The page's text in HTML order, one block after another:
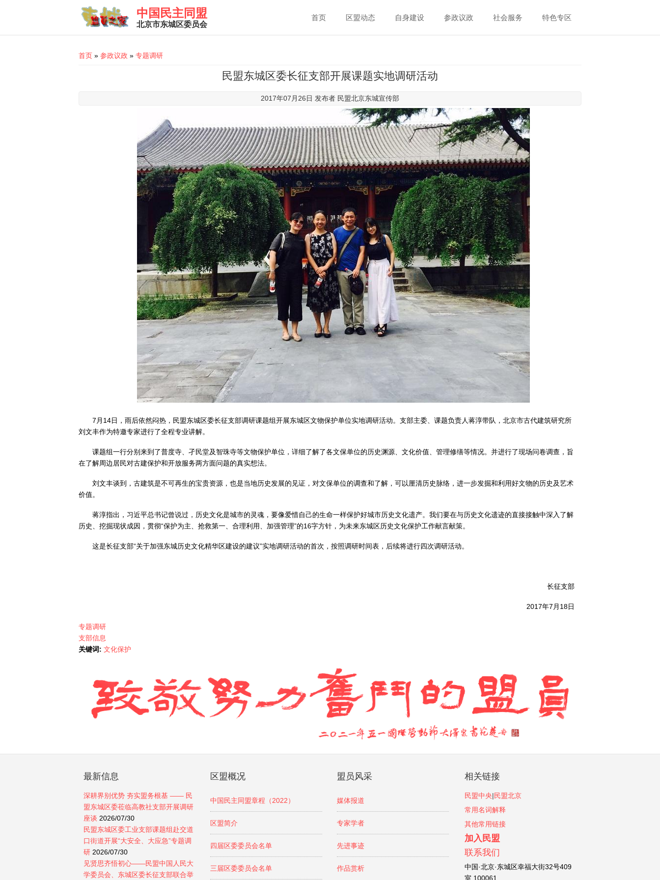
中国民主同盟
北京市东城区委员会
首页 区盟动态 自身建设 参政议政 社会服务 特色专区
You are here
首页 » 参政议政 » 专题调研
民盟东城区委长征支部开展课题实地调研活动
2017年07月26日 发布者 民盟北京东城宣传部
7月14日，雨后依然闷热，民盟东城区委长征支部调研课题组开展东城区文物保护单位实地调研活动。支部主委、课题负责人蒋淳带队，北京市古代建筑研究所
刘文丰作为特邀专家进行了全程专业讲解。
课题组一行分别来到了普度寺、孑民堂及智珠寺等文物保护单位，详细了解了各文保单位的历史渊源、文化价值、管理修缮等情况。并进行了现场问卷调查，旨
在了解周边居民对古建保护和开放服务两方面问题的真实想法。
刘文丰谈到，古建筑是不可再生的宝贵资源，也是当地历史发展的见证，对文保单位的调查和了解，可以厘清历史脉络，进一步发掘和利用好文物的历史及艺术
价值。
蒋淳指出，习近平总书记曾说过，历史文化是城市的灵魂，要像爱惜自己的生命一样保护好城市历史文化遗产。我们要在与历史文化遗迹的直接接触中深入了解
历史、挖掘现状成因，贯彻“保护为主、抢救第一、合理利用、加强管理”的16字方针，为未来东城区历史文化保护工作献言献策。
这是长征支部“关于加强东城历史文化精华区建设的建议”实地调研活动的首次，按照调研时间表，后续将进行四次调研活动。
长征支部
2017年7月18日
专题调研
支部信息
关键词: 文化保护
最新信息
深耕界别优势 夯实盟务根基 —— 民
盟东城区委莅临高教社支部开展调研
座谈 2026/07/30
民盟东城区委工业支部课题组赴交道
口街道开展“大安全、大应急”专题调
研 2026/07/30
见贤思齐悟初心——民盟中国人民大
学委员会、东城区委长征支部联合举
区盟概况
中国民主同盟章程（2022）
区盟简介
四届区委委员会名单
三届区委委员会名单
盟员风采
媒体报道
专家学者
先进事迹
作品赏析
相关链接
民盟中央|民盟北京
常用名词解释
其他常用链接
加入民盟
联系我们
中国·北京·东城区幸福大街32号409
室 100061